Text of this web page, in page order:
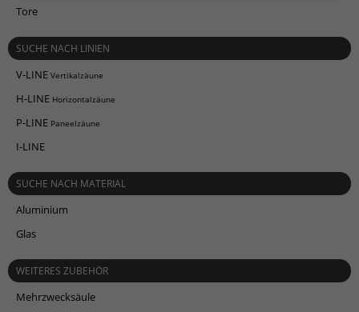
Tore
SUCHE NACH LINIEN
V-LINE Vertikalzäune
H-LINE Horizontalzäune
P-LINE Paneelzäune
I-LINE
SUCHE NACH MATERIAL
Aluminium
Glas
WEITERES ZUBEHÖR
Mehrzwecksäule